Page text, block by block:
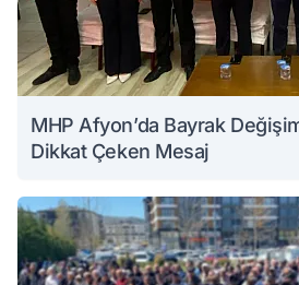
MHP Afyon’da Bayrak
Dikkat Çeken Mesaj